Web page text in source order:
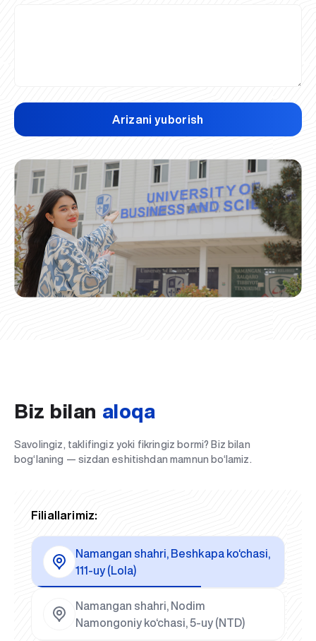
Arizani yuborish
Biz bilan aloqa
Savolingiz, taklifingiz yoki fikringiz bormi? Biz bilan
bog‘laning — sizdan eshitishdan mamnun bo‘lamiz.
Filiallarimiz:
Namangan shahri, Beshkapa ko‘chasi,
111-uy (Lola)
Namangan shahri, Nodim
Namongoniy ko‘chasi, 5-uy (NTD)